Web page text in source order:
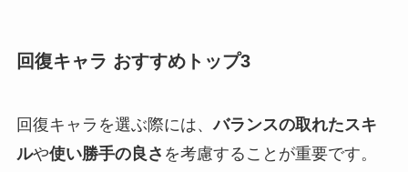
回復キャラ おすすめトップ3
回復キャラを選ぶ際には、バランスの取れたスキ
ルや使い勝手の良さ を考慮することが重要です。